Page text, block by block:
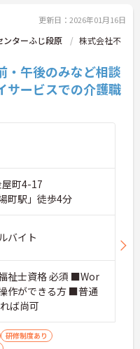
更新日：2026年01月16日
ンターふじ段原
株式会社不
・午後のみなど相談
ービスでの介護職
屋町4-17
町駅」徒歩4分
バイト
士資格 必須 ■Wor
作ができる方 ■普通
ば尚可
研修制度あり